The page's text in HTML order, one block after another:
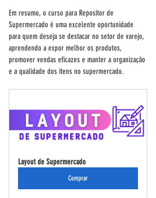
Em resumo, o curso para Repositor de
Supermercado é uma excelente oportunidade
para quem deseja se destacar no setor de varejo,
aprendendo a expor melhor os produtos,
promover vendas eficazes e manter a organização
e a qualidade dos itens no supermercado.
Layout de Supermercado
Comprar